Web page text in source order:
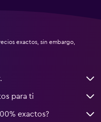
exactos, sin embargo,
para ti
exactos?